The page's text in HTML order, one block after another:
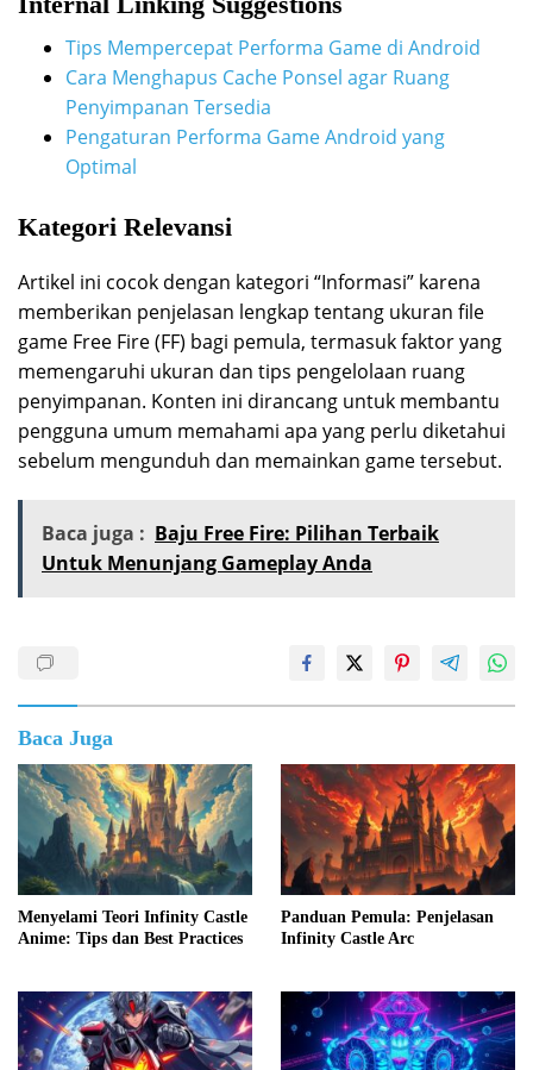
Tips Mempercepat Performa Game di Android
Cara Menghapus Cache Ponsel agar Ruang
Penyimpanan Tersedia
Pengaturan Performa Game Android yang
Optimal
Kategori Relevansi
Artikel ini cocok dengan kategori “Informasi” karena
memberikan penjelasan lengkap tentang ukuran file
game Free Fire (FF) bagi pemula, termasuk faktor yang
memengaruhi ukuran dan tips pengelolaan ruang
penyimpanan. Konten ini dirancang untuk membantu
pengguna umum memahami apa yang perlu diketahui
sebelum mengunduh dan memainkan game tersebut.
Baca juga : Baju Free Fire: Pilihan Terbaik
Untuk Menunjang Gameplay Anda
Baca Juga
Menyelami Teori Infinity Castle
Anime: Tips dan Best Practices
Panduan Pemula: Penjelasan
Infinity Castle Arc